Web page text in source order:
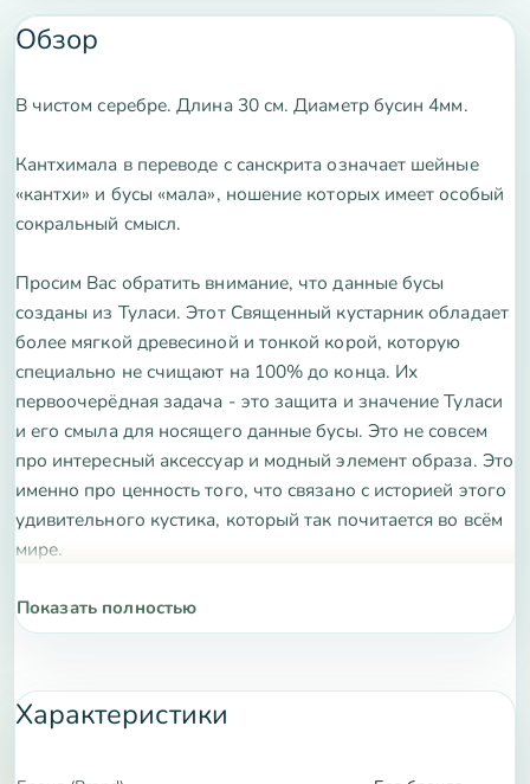
Обзор
В чистом серебре. Длина 30 см. Диаметр бусин 4мм.
Кантхимала в переводе с санскрита означает шейные
«кантхи» и бусы «мала», ношение которых имеет особый
сокральный смысл.
Просим Вас обратить внимание, что данные бусы
созданы из Туласи. Этот Священный кустарник обладает
более мягкой древесиной и тонкой корой, которую
специально не счищают на 100% до конца. Их
первоочерёдная задача - это защита и значение Туласи
и его смыла для носящего данные бусы. Это не совсем
про интересный аксессуар и модный элемент образа. Это
именно про ценность того, что связано с историей этого
удивительного кустика, который так почитается во всём
мире.
Удобная застёжка поможет Вам легко надевать и
снимать бусы.
Туласи, или Базилик Священный, является одним из
самых уважаемых и оберегаемых растений во всем мире.
Показать полностью
Характеристики